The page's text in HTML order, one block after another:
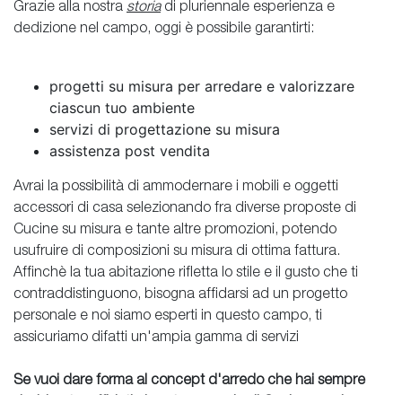
Grazie alla nostra storiadi pluriennale esperienza e
dedizione nel campo, oggi è possibile garantirti:
progetti su misura per arredare e valorizzare
ciascun tuo ambiente
servizi di progettazione su misura
assistenza post vendita
Avrai la possibilità di ammodernare i mobili e oggetti
accessori di casa selezionando fra diverse proposte di
Cucine su misura e tante altre promozioni, potendo
usufruire di composizioni su misura di ottima fattura.
Affinchè la tua abitazione rifletta lo stile e il gusto che ti
contraddistinguono, bisogna affidarsi ad un progetto
personale e noi siamo esperti in questo campo, ti
assicuriamo difatti un'ampia gamma di servizi
Se vuoi dare forma al concept d'arredo che hai sempre